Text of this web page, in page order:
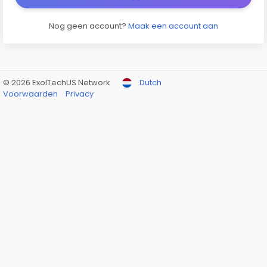
Nog geen account? Maak een account aan
© 2026 ExolTechUS Network
Dutch
Voorwaarden
Privacy